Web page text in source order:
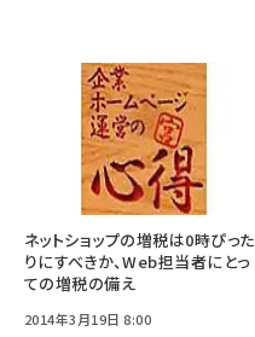
ネットショップの増税は0時ぴった
りにすべきか、Web担当者にとっ
ての増税の備え
2014年3月19日 8:00